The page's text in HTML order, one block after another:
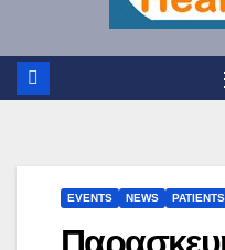
EVENTS NEWS PATIENTS